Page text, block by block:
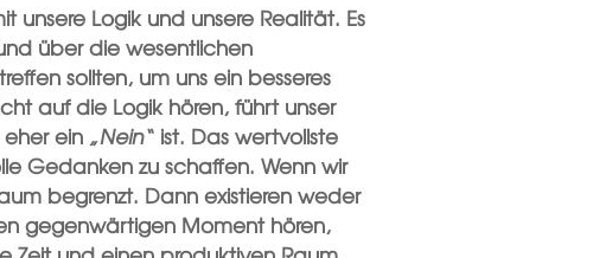
unsere Logik und unsere Realität. Es
über die wesentlichen
sollten, um uns ein besseres
auf die Logik hören, führt unser
ein „Nein“ ist. Das wertvollste
Gedanken zu schaffen. Wenn wir
begrenzt. Dann existieren weder
gegenwärtigen Moment hören,